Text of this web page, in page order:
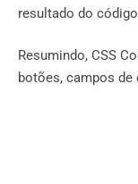
resultado do
Resumindo, CSS
botões, campos